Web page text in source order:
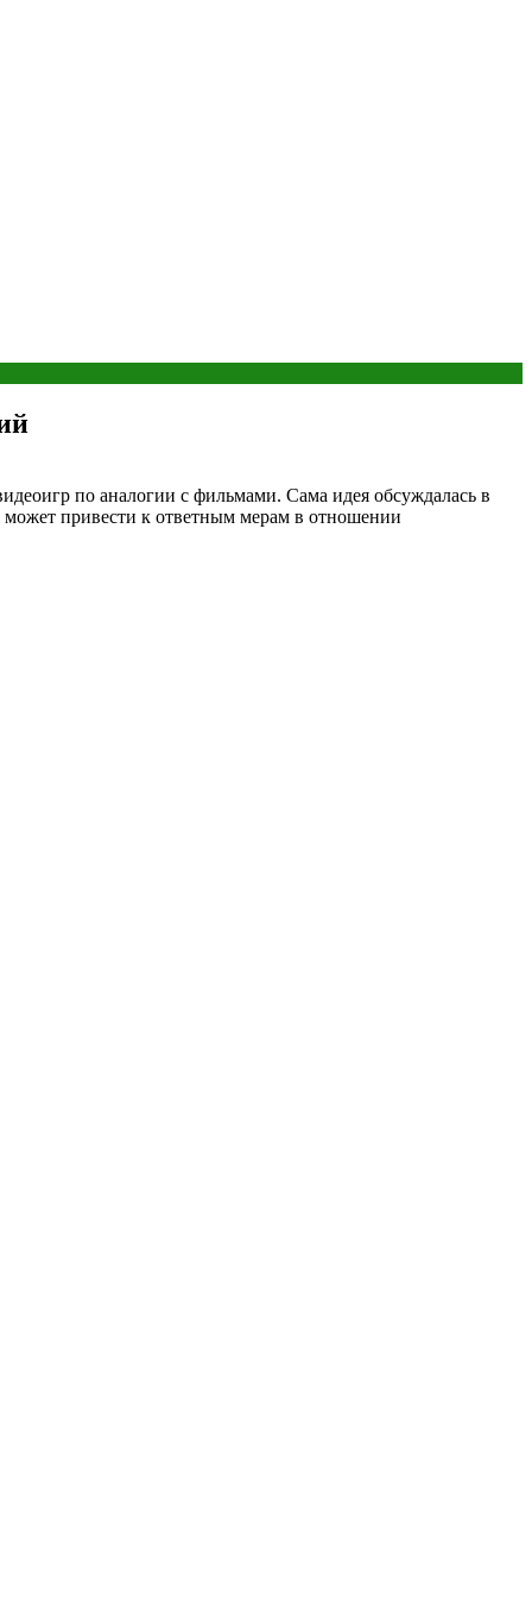
по аналогии с фильмами. Сама идея обсуждалась в
привести к ответным мерам в отношении